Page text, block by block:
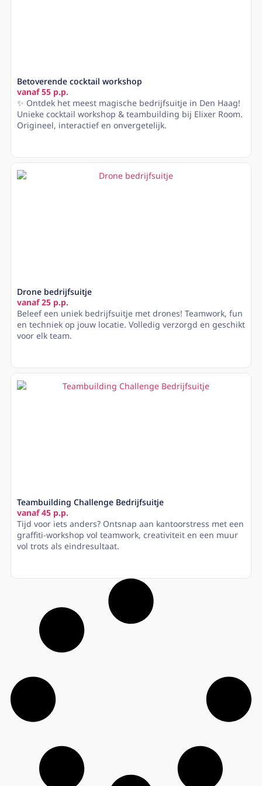
Betoverende cocktail workshop
vanaf 55 p.p.
✨ Ontdek het meest magische bedrijfsuitje in Den Haag!
Unieke cocktail workshop & teambuilding bij Elixer Room.
Origineel, interactief en onvergetelijk.
Drone bedrijfsuitje
vanaf 25 p.p.
Beleef een uniek bedrijfsuitje met drones! Teamwork, fun
en techniek op jouw locatie. Volledig verzorgd en geschikt
voor elk team.
Teambuilding Challenge Bedrijfsuitje
vanaf 45 p.p.
Tijd voor iets anders? Ontsnap aan kantoorstress met een
graffiti-workshop vol teamwork, creativiteit en een muur
vol trots als eindresultaat.